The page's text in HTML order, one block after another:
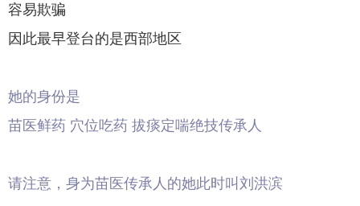
容易欺骗
因此最早登台的是西部地区
她的身份是
苗医鲜药 穴位吃药 拔痰定喘绝技传承人
请注意，身为苗医传承人的她此时叫刘洪滨